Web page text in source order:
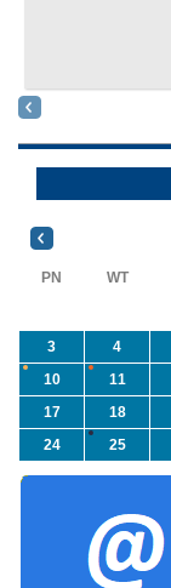
PN WT
3
4
10
11
17
18
24
25